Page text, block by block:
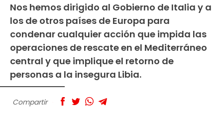
Nos hemos dirigido al Gobierno de Italia y a
los de otros países de Europa para
condenar cualquier acción que impida las
operaciones de rescate en el Mediterráneo
central y que implique el retorno de
personas a la insegura Libia.
Compartir